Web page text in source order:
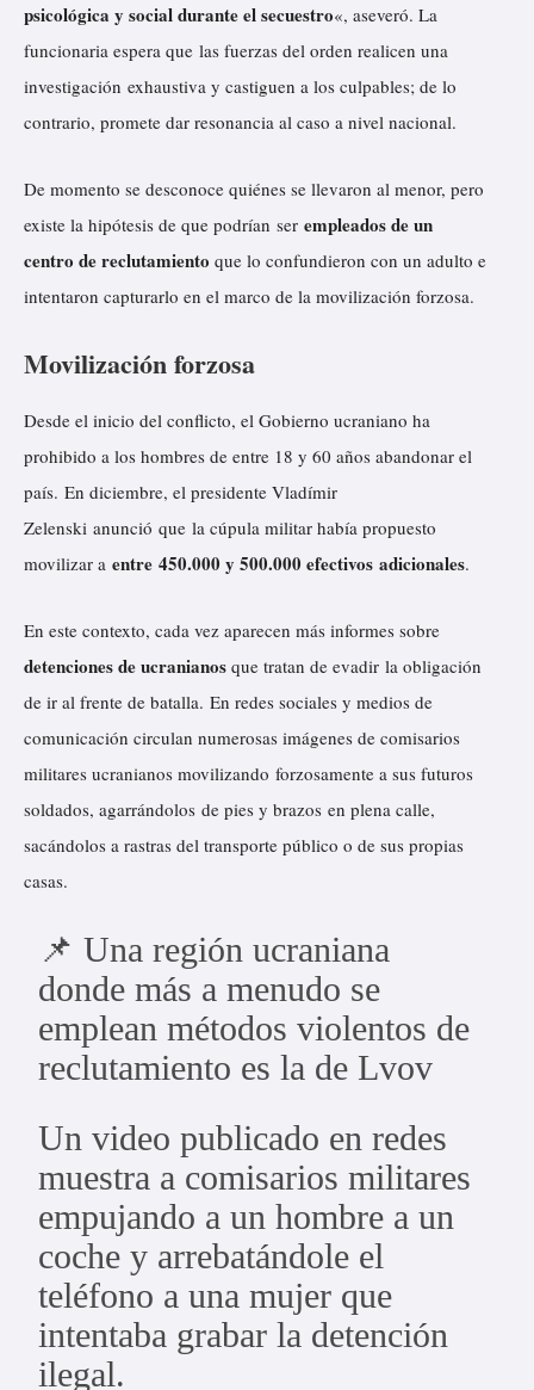
psicológica y social durante el secuestro«, aseveró. La
funcionaria espera que las fuerzas del orden realicen una
investigación exhaustiva y castiguen a los culpables; de lo
contrario, promete dar resonancia al caso a nivel nacional.
De momento se desconoce quiénes se llevaron al menor, pero
existe la hipótesis de que podrían ser empleados de un
centro de reclutamiento que lo confundieron con un adulto e
intentaron capturarlo en el marco de la movilización forzosa.
Movilización forzosa
Desde el inicio del conflicto, el Gobierno ucraniano ha
prohibido a los hombres de entre 18 y 60 años abandonar el
país. En diciembre, el presidente Vladímir
Zelenski anunció que la cúpula militar había propuesto
movilizar a entre 450.000 y 500.000 efectivos adicionales.
En este contexto, cada vez aparecen más informes sobre
detenciones de ucranianos que tratan de evadir la obligación
de ir al frente de batalla. En redes sociales y medios de
comunicación circulan numerosas imágenes de comisarios
militares ucranianos movilizando forzosamente a sus futuros
soldados, agarrándolos de pies y brazos en plena calle,
sacándolos a rastras del transporte público o de sus propias
casas.
📌 Una región ucraniana
donde más a menudo se
emplean métodos violentos de
reclutamiento es la de Lvov
Un video publicado en redes
muestra a comisarios militares
empujando a un hombre a un
coche y arrebatándole el
teléfono a una mujer que
intentaba grabar la detención
ilegal.